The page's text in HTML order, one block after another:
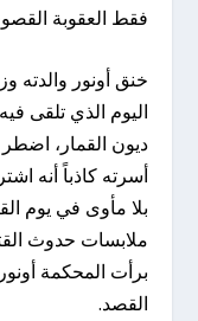
فقط العقوبة
اليوم الذي تلقى
ديون القمار، اضطر
أسرته كاذباً أنه
بلا مأوى في يوم
ملابسات حدوث
برأت المحكمة أونور
القصد.